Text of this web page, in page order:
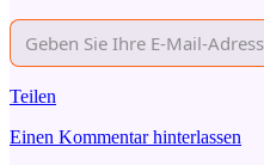
Teilen
Einen Kommentar hinterlassen